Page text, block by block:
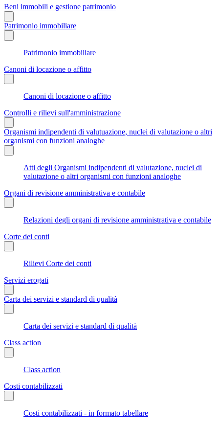
Beni immobili e gestione patrimonio
Patrimonio immobiliare
Patrimonio immobiliare
Canoni di locazione o affitto
Canoni di locazione o affitto
Controlli e rilievi sull'amministrazione
Organismi indipendenti di valutuazione, nuclei di valutazione o altri
organismi con funzioni analoghe
Atti degli Organismi indipendenti di valutazione, nuclei di
valutazione o altri organismi con funzioni analoghe
Organi di revisione amministrativa e contabile
Relazioni degli organi di revisione amministrativa e contabile
Corte dei conti
Rilievi Corte dei conti
Servizi erogati
Carta dei servizi e standard di qualità
Carta dei servizi e standard di qualità
Class action
Class action
Costi contabilizzati
Costi contabilizzati - in formato tabellare